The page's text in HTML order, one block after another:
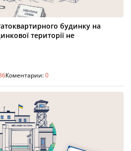
будинку на
території не
Коментарии:0